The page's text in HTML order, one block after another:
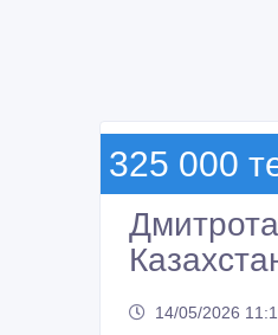
325 000
14/05/2026